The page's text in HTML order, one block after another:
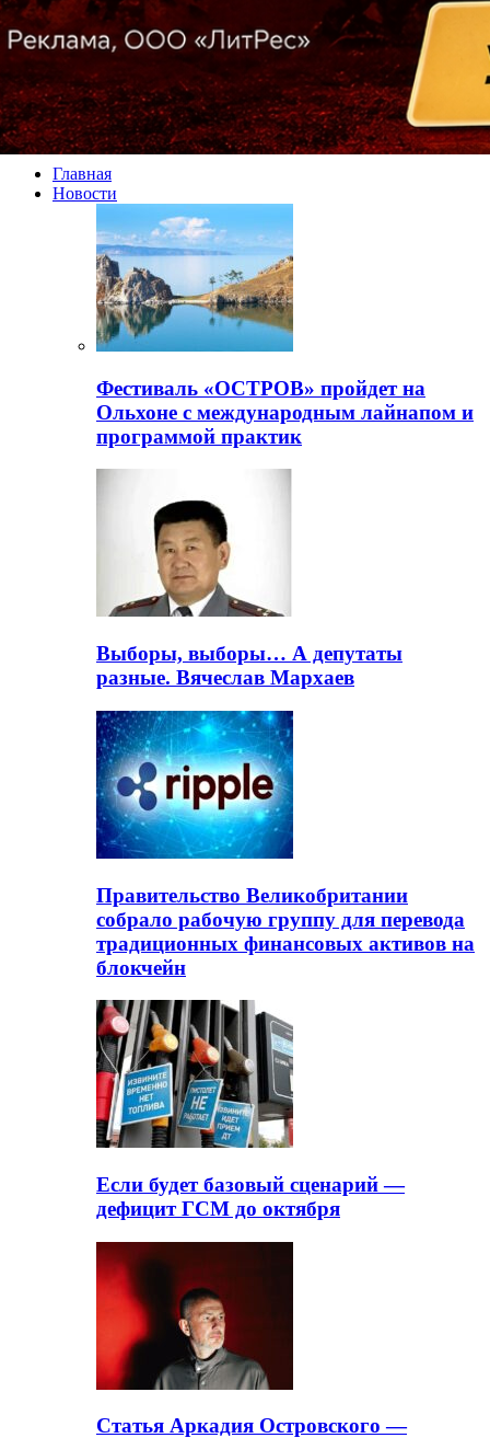
Главная
Новости
Фестиваль «ОСТРОВ» пройдет на
Ольхоне с международным лайнапом и
программой практик
Выборы, выборы… А депутаты
разные. Вячеслав Мархаев
Правительство Великобритании
собрало рабочую группу для перевода
традиционных финансовых активов на
блокчейн
Если будет базовый сценарий —
дефицит ГСМ до октября
Статья Аркадия Островского —